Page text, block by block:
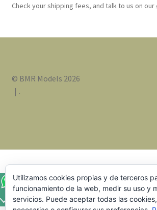
Check your shipping fees, and talk to us on our
© BMR Models 2026
.
Utilizamos cookies propias y de terceros
funcionamiento de la web, medir su uso y
servicios. Puede aceptar todas las